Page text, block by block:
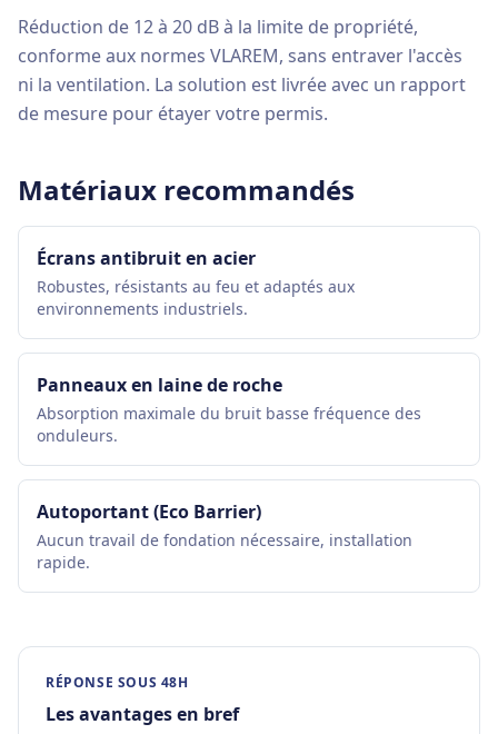
Réduction de 12 à 20 dB à la limite de propriété,
conforme aux normes VLAREM, sans entraver l'accès
ni la ventilation. La solution est livrée avec un rapport
de mesure pour étayer votre permis.
Matériaux recommandés
Écrans antibruit en acier
Robustes, résistants au feu et adaptés aux
environnements industriels.
Panneaux en laine de roche
Absorption maximale du bruit basse fréquence des
onduleurs.
Autoportant (Eco Barrier)
Aucun travail de fondation nécessaire, installation
rapide.
RÉPONSE SOUS 48H
Les avantages en bref